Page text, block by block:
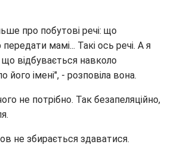
про побутові речі: що
мамі... Такі ось речі. А я
відбувається навколо
його імені", - розповіла вона.
не потрібно. Так безапеляційно,
не збирається здаватися.